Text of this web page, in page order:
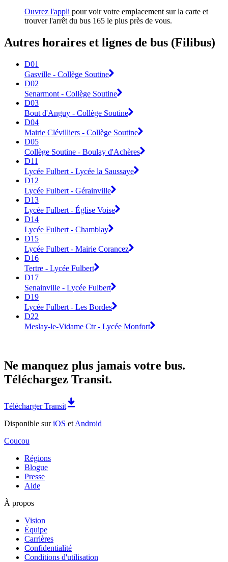
Ouvrez l'appli pour voir votre emplacement sur la carte et
trouver l'arrêt du bus 165 le plus près de vous.
Autres horaires et lignes de bus (Filibus)
D01
Gasville - Collège Soutine
D02
Senarmont - Collège Soutine
D03
Bout d'Anguy - Collège Soutine
D04
Mairie Clévilliers - Collège Soutine
D05
Collège Soutine - Boulay d'Achères
D11
Lycée Fulbert - Lycée la Saussaye
D12
Lycée Fulbert - Gérainville
D13
Lycée Fulbert - Église Voise
D14
Lycée Fulbert - Chamblay
D15
Lycée Fulbert - Mairie Corancez
D16
Tertre - Lycée Fulbert
D17
Senainville - Lycée Fulbert
D19
Lycée Fulbert - Les Bordes
D22
Meslay-le-Vidame Ctr - Lycée Monfort
Ne manquez plus jamais votre bus.
Téléchargez Transit.
Télécharger Transit
Disponible suriOS et Android
Coucou
Régions
Blogue
Presse
Aide
À propos
Vision
Équipe
Carrières
Confidentialité
Conditions d'utilisation